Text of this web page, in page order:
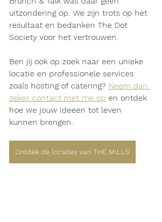
uitzondering op. We zijn trots op het
resultaat en bedanken The Dot
Society voor het vertrouwen.
Ben jij ook op zoek naar een unieke
locatie en professionele services
zoals hosting of catering? Neem dan
zeker contact met me op en ontdek
hoe we jouw ideeën tot leven
kunnen brengen.
Ontdek de locaties van THE MILLS